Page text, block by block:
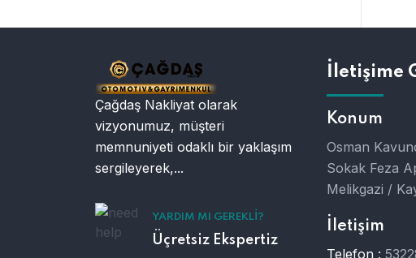
Çağdaş Nakliyat olarak
vizyonumuz, müşteri
memnuniyeti odaklı bir yaklaşım
sergileyerek,...
YARDIM MI GEREKLI?
Üçretsiz Ekspertiz
İletişime
Konum
Osman
Sokak Feza
Melikgazi /
İletişim
Telefon :